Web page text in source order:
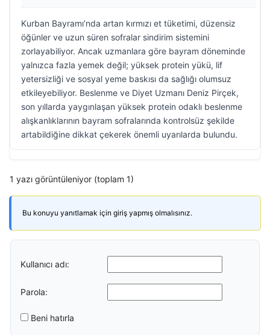
Kurban Bayramı’nda artan kırmızı et tüketimi, düzensiz
öğünler ve uzun süren sofralar sindirim sistemini
zorlayabiliyor. Ancak uzmanlara göre bayram döneminde
yalnızca fazla yemek değil; yüksek protein yükü, lif
yetersizliği ve sosyal yeme baskısı da sağlığı olumsuz
etkileyebiliyor. Beslenme ve Diyet Uzmanı Deniz Pirçek,
son yıllarda yaygınlaşan yüksek protein odaklı beslenme
alışkanlıklarının bayram sofralarında kontrolsüz şekilde
artabildiğine dikkat çekerek önemli uyarılarda bulundu.
1 yazı görüntüleniyor (toplam 1)
Bu konuyu yanıtlamak için giriş yapmış olmalısınız.
Kullanıcı adı:
Parola:
Beni hatırla